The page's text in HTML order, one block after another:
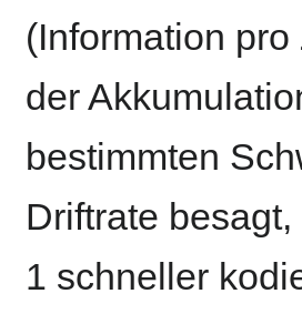
(Information
der
bestimmten
Driftrate
1 schneller